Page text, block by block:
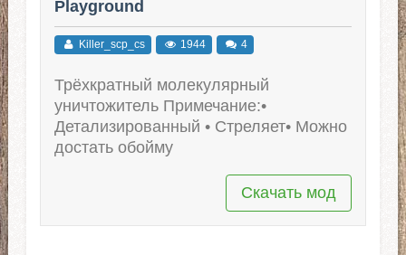
Playground
Killer_scp_cs 1944 4
Трёхкратный молекулярный
уничтожитель Примечание:•
Детализированный • Стреляет• Можно
достать обойму
Скачать мод